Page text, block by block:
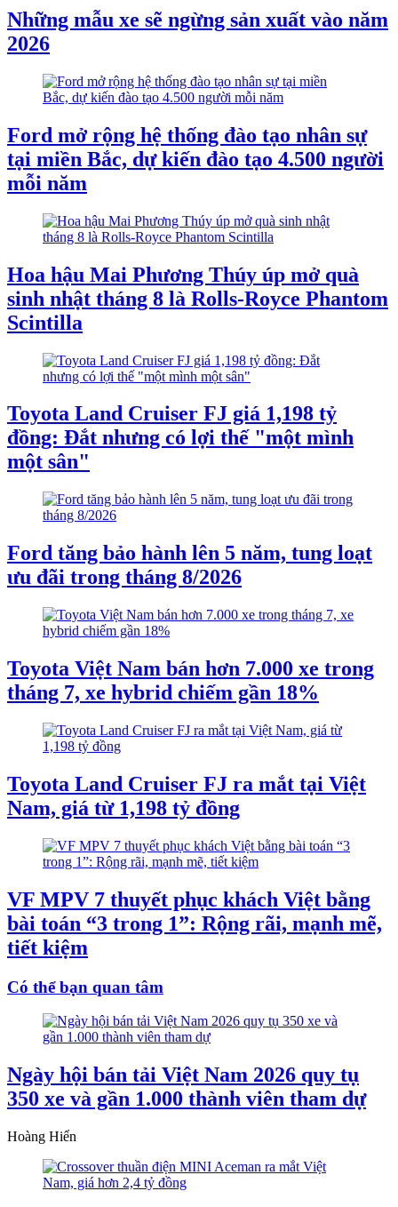
Những mẫu xe sẽ ngừng sản xuất vào năm
2026
Ford mở rộng hệ thống đào tạo nhân sự
tại miền Bắc, dự kiến đào tạo 4.500 người
mỗi năm
Hoa hậu Mai Phương Thúy úp mở quà
sinh nhật tháng 8 là Rolls-Royce Phantom
Scintilla
Toyota Land Cruiser FJ giá 1,198 tỷ
đồng: Đắt nhưng có lợi thế "một mình
một sân"
Ford tăng bảo hành lên 5 năm, tung loạt
ưu đãi trong tháng 8/2026
Toyota Việt Nam bán hơn 7.000 xe trong
tháng 7, xe hybrid chiếm gần 18%
Toyota Land Cruiser FJ ra mắt tại Việt
Nam, giá từ 1,198 tỷ đồng
VF MPV 7 thuyết phục khách Việt bằng
bài toán “3 trong 1”: Rộng rãi, mạnh mẽ,
tiết kiệm
Có thể bạn quan tâm
Ngày hội bán tải Việt Nam 2026 quy tụ
350 xe và gần 1.000 thành viên tham dự
Hoàng Hiển